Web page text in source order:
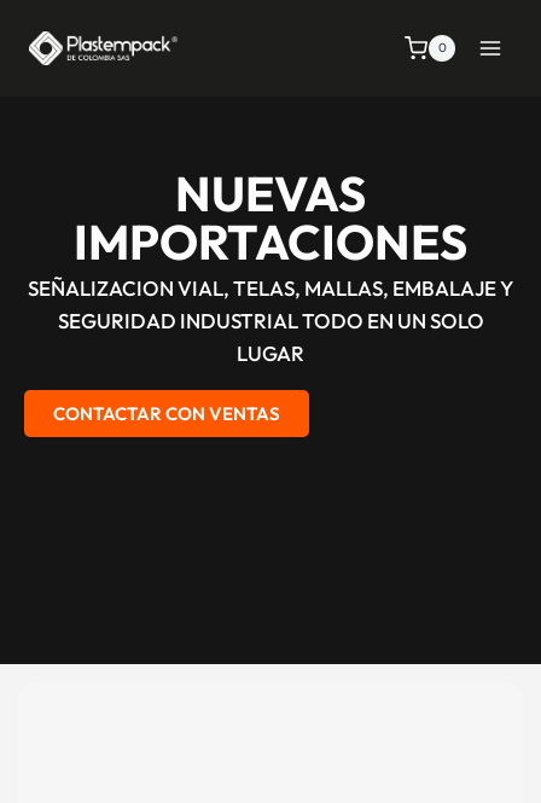
0
NUEVAS
IMPORTACIONES
SEÑALIZACION VIAL, TELAS, MALLAS, EMBALAJE Y
SEGURIDAD INDUSTRIAL TODO EN UN SOLO
LUGAR
CONTACTAR CON VENTAS